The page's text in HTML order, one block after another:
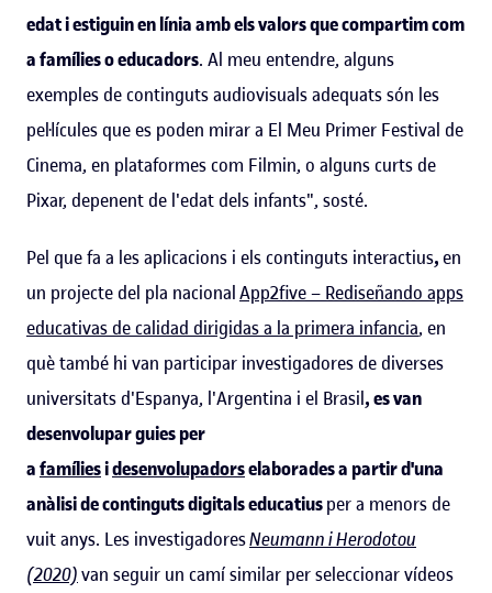
edat i estiguin en línia amb els valors que compartim com
a famílies o educadors. Al meu entendre, alguns
exemples de continguts audiovisuals adequats són les
pel·lícules que es poden mirar a El Meu Primer Festival de
Cinema, en plataformes com Filmin, o alguns curts de
Pixar, depenent de l'edat dels infants", sosté.
Pel que fa a les aplicacions i els continguts interactius,en
un projecte del pla nacionalApp2five – Rediseñando apps
educativas de calidad dirigidas a la primera infancia, en
què també hi van participar investigadores de diverses
universitats d'Espanya, l'Argentina i el Brasil, es van
desenvolupar guies per
afamíliesidesenvolupadorselaborades a partir d'una
anàlisi de continguts digitals educatiusper a menors de
vuit anys. Les investigadoresNeumann i Herodotou
(2020)van seguir un camí similar per seleccionar vídeos